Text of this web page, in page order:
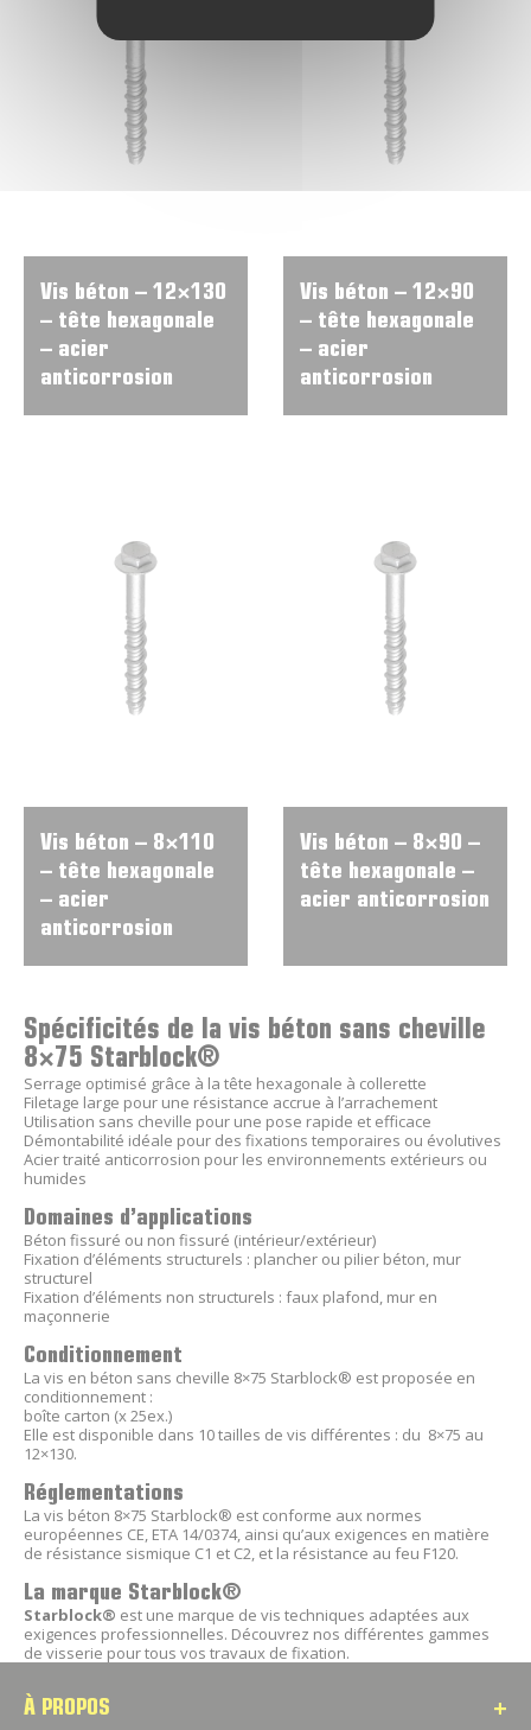
Vis béton – 12×130
– tête hexagonale
– acier
anticorrosion
Vis béton – 12×90
– tête hexagonale
– acier
anticorrosion
Vis béton – 8×110
– tête hexagonale
– acier
anticorrosion
Vis béton – 8×90 –
tête hexagonale –
acier anticorrosion
Spécificités de la vis béton sans cheville
8×75 Starblock®
Serrage optimisé grâce à la tête hexagonale à collerette
Filetage large pour une résistance accrue à l’arrachement
Utilisation sans cheville pour une pose rapide et efficace
Démontabilité idéale pour des fixations temporaires ou évolutives
Acier traité anticorrosion pour les environnements extérieurs ou
humides
Domaines d’applications
Béton fissuré ou non fissuré (intérieur/extérieur)
Fixation d’éléments structurels : plancher ou pilier béton, mur
structurel
Fixation d’éléments non structurels : faux plafond, mur en
maçonnerie
Conditionnement
La vis en béton sans cheville 8×75 Starblock® est proposée en
conditionnement :
boîte carton (x 25ex.)
Elle est disponible dans 10 tailles de vis différentes : du 8×75 au
12×130.
Réglementations
La vis béton 8×75 Starblock® est conforme aux normes
européennes CE, ETA 14/0374, ainsi qu’aux exigences en matière
de résistance sismique C1 et C2, et la résistance au feu F120.
La marque Starblock®
Starblock® est une marque de vis techniques adaptées aux
exigences professionnelles. Découvrez nos différentes gammes
de visserie pour tous vos travaux de fixation.
À PROPOS